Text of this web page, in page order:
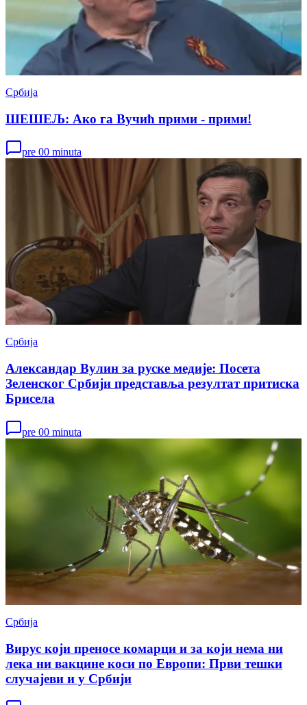
Србија
ШЕШЕЉ: Ако га Вучић прими - прими!
pre 00 minuta
Србија
Александар Вулин за руске медије: Посета
Зеленског Србији представља резултат притиска
Брисела
pre 00 minuta
Србија
Вирус који преносе комарци и за који нема ни
лека ни вакцине коси по Европи: Први тешки
случајеви и у Србији